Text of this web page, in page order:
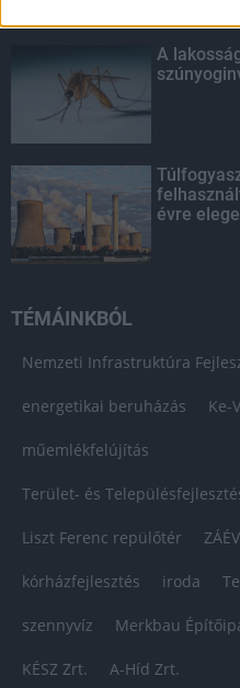
A
évre
TÉMÁINKBÓL
Nemzeti Infrastruktúra
energetikai beruházás Ke-
műemlékfelújítás
Terület- és
Liszt Ferenc repülőtér
kórházfejlesztés iroda
szennyvíz Merkbau
KÉSZ Zrt. A-Híd Zrt.